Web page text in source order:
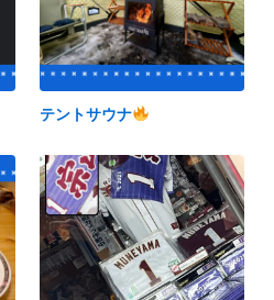
テントサウナ